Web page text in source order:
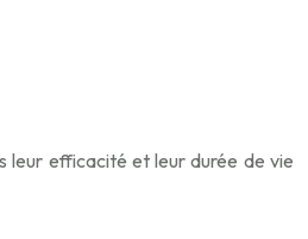
leur efficacité et leur durée de vie